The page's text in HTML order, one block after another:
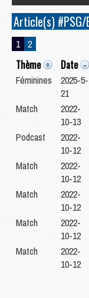
Article(s)
1 2
Thème Date
Féminines
2025-5-
21
Match
2022-
10-13
Podcast
2022-
10-12
Match
2022-
10-12
Match
2022-
10-12
Match
2022-
10-12
Match
2022-
10-12